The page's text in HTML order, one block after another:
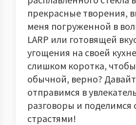
прекрасные творения,
меня погруженной в
LARP или готовящей
угощения на своей
слишком коротка,
обычной, верно?
отправимся в
разговоры и поделимся
страстями!